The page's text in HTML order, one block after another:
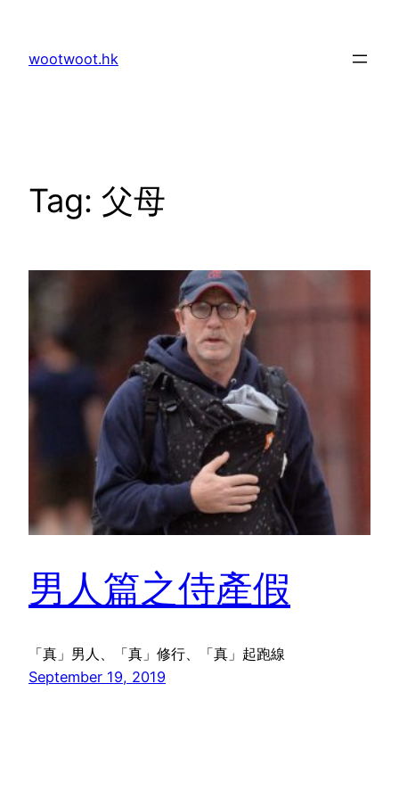
content
wootwoot.hk
Tag: 父母
男人篇之侍產假
「真」男人、「真」修行、「真」起跑線
September 19, 2019